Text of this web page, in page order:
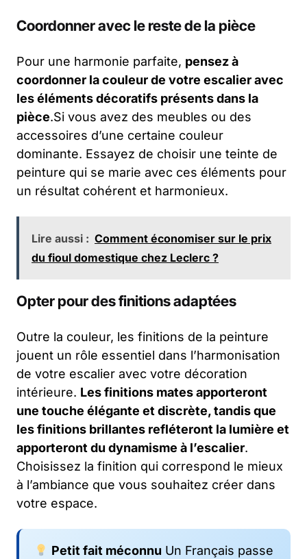
Coordonner avec le reste de la pièce
Pour une harmonie parfaite, pensez à
coordonner la couleur de votre escalier avec
les éléments décoratifs présents dans la
pièce.Si vous avez des meubles ou des
accessoires d’une certaine couleur
dominante. Essayez de choisir une teinte de
peinture qui se marie avec ces éléments pour
un résultat cohérent et harmonieux.
Lire aussi : Comment économiser sur le prix
du fioul domestique chez Leclerc ?
Opter pour des finitions adaptées
Outre la couleur, les finitions de la peinture
jouent un rôle essentiel dans l’harmonisation
de votre escalier avec votre décoration
intérieure. Les finitions mates apporteront
une touche élégante et discrète, tandis que
les finitions brillantes refléteront la lumière et
apporteront du dynamisme à l’escalier.
Choisissez la finition qui correspond le mieux
à l’ambiance que vous souhaitez créer dans
votre espace.
Petit fait méconnu Un Français passe